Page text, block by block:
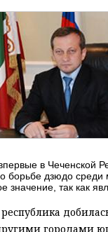
в Чеченской
борьбе дзюдо среди
значение, так как
городами